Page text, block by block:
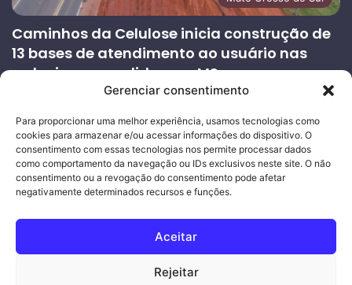
Gerenciar consentimento
Para proporcionar uma melhor experiência, usamos tecnologias como
cookies para armazenar e/ou acessar informações do dispositivo. O
consentimento com essas tecnologias nos permite processar dados
como comportamento da navegação ou IDs exclusivos neste site. O não
consentimento ou a revogação do consentimento pode afetar
negativamente determinados recursos e funções.
Aceitar
Rejeitar
Caminhos da Celulose inicia construção de
13 bases de atendimento ao usuário nas
rodovias concedidas em MS
Página
anterior
Próxima
página
Ouro Empresas- Desenvolvimento Web
Joeber Garcia
FacebookInstagram